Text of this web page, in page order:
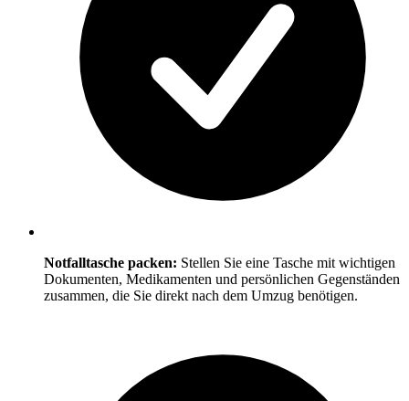
Notfalltasche packen: Stellen Sie eine Tasche mit wichtigen
Dokumenten, Medikamenten und persönlichen Gegenständen
zusammen, die Sie direkt nach dem Umzug benötigen.